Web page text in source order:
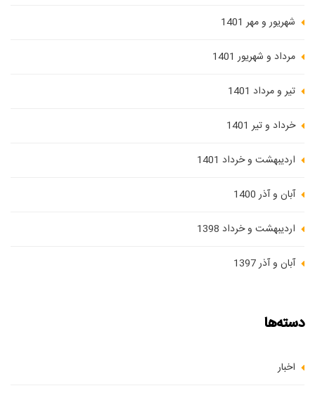
شهریور و مهر 1401
مرداد و شهریور 1401
تیر و مرداد 1401
خرداد و تیر 1401
اردیبهشت و خرداد 1401
آبان و آذر 1400
اردیبهشت و خرداد 1398
آبان و آذر 1397
دسته‌ها
اخبار